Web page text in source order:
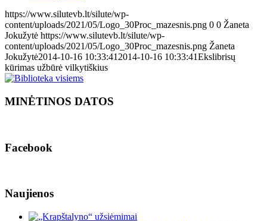
https://www.silutevb.lt/silute/wp-
content/uploads/2021/05/Logo_30Proc_mazesnis.png 0 0 Žaneta
Jokužytė https://www.silutevb.lt/silute/wp-
content/uploads/2021/05/Logo_30Proc_mazesnis.png Žaneta
Jokužytė2014-10-16 10:33:412014-10-16 10:33:41Ekslibrisų
kūrimas užbūrė vilkytiškius
MINĖTINOS DATOS
Facebook
Naujienos